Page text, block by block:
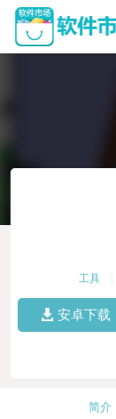
工具
安卓下载
简介